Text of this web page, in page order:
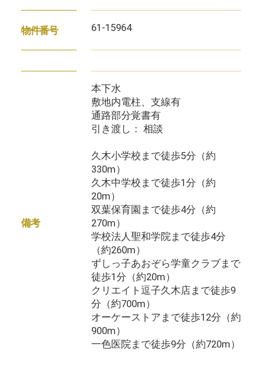
物件番号 61-15964
備考
本下水
敷地内電柱、支線有
通路部分覚書有
引き渡し： 相談
久木小学校まで徒歩5分（約
330m）
久木中学校まで徒歩1分（約
20m）
双葉保育園まで徒歩4分（約
270m）
学校法人聖和学院まで徒歩4分
（約260m）
ずしっ子あおぞら学童クラブまで
徒歩1分（約20m）
クリエイト逗子久木店まで徒歩9
分（約700m）
オーケーストアまで徒歩12分（約
900m）
一色医院まで徒歩9分（約720m）